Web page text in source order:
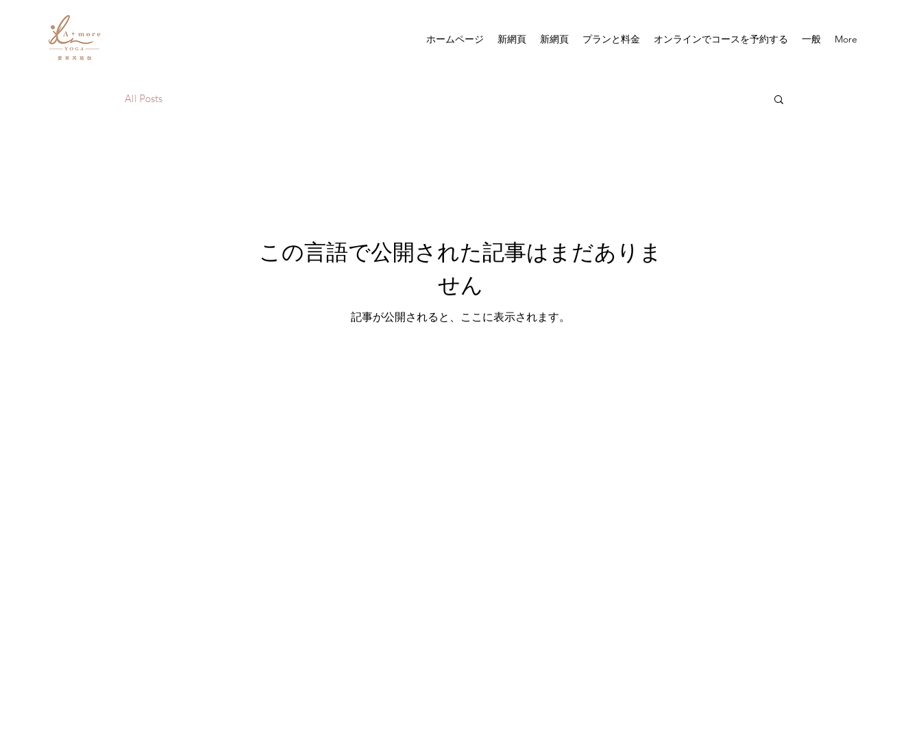
ホームページ 新網頁 新網頁 プランと料金 オンラインでコースを予約する 一般 More
All Posts
この言語で公開された記事はまだありま
せん
記事が公開されると、ここに表示されます。